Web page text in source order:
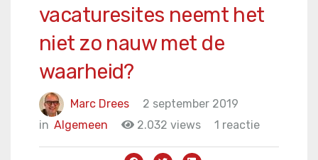
vacaturesites neemt het
niet zo nauw met de
waarheid?
Marc Drees
2 september 2019
in Algemeen 2.032 views 1 reactie